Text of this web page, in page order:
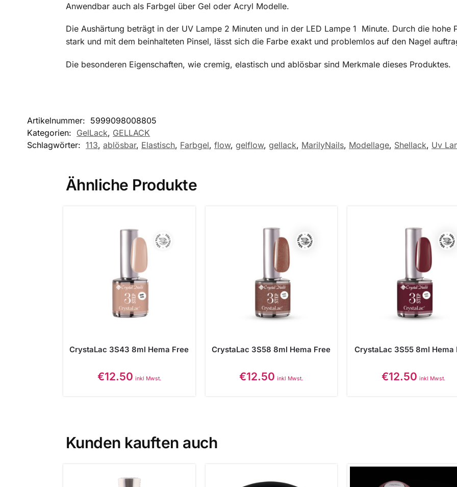
Anwendbar auch als Farbgel über Gel oder Acryl Modelle.
Die Aushärtung beträgt in der UV Lampe 2 Minuten und in der LED Lampe 1 Minute. Durch die hohe
stark und mit dem beinhalteten Pinsel, lässt sich die Farbe exakt und problemlos auf den Nagel
Die besonderen Eigenschaften, wie cremig, elastisch und ablösbar sind Merkmale dieses Produktes.
Artikelnummer: 5999098008805
Kategorien: GelLack, GELLACK
Schlagwörter: 113,ablösbar, Elastisch, Farbgel,flow,gelflow,gellack, MarilyNails, Modellage, Shellack, Uv
Ähnliche Produkte
CrystaLac 3S43 8ml Hema Free
€12.50 inkl Mwst.
CrystaLac 3S58 8ml Hema Free
€12.50 inkl Mwst.
CrystaLac 3S55 8ml Hema
€12.50 inkl Mwst.
Kunden kauften auch